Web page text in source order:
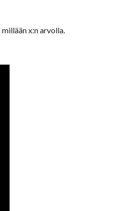
x:n arvolla.